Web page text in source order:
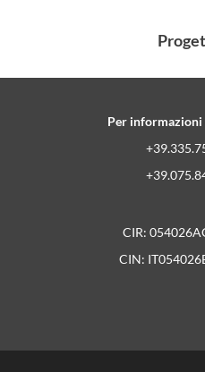
Per informazioni
CIR:
CIN: